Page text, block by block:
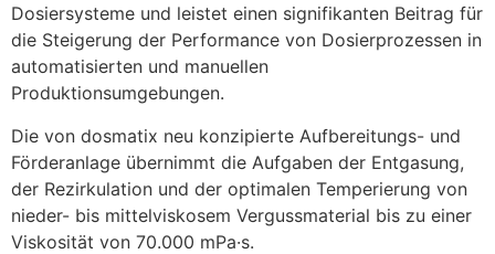
Dosiersysteme und leistet einen signifikanten Beitrag für
die Steigerung der Performance von Dosierprozessen in
automatisierten und manuellen
Produktionsumgebungen.
Die von dosmatix neu konzipierte Aufbereitungs- und
Förderanlage übernimmt die Aufgaben der Entgasung,
der Rezirkulation und der optimalen Temperierung von
nieder- bis mittelviskosem Vergussmaterial bis zu einer
Viskosität von 70.000 mPa·s.